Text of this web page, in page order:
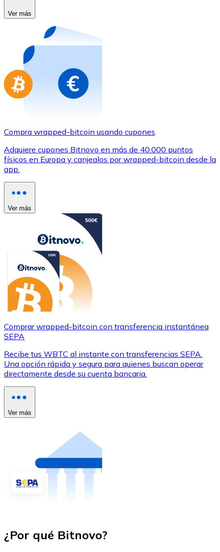
Ir a la tienda de tarjetas regalo
Ver más
Compra wrapped-bitcoin usando cupones
Adquiere cupones Bitnovo en más de 40.000 puntos
físicos en Europa y canjealos por wrapped-bitcoin desde la
app.
Ver más
Comprar wrapped-bitcoin con transferencia instantánea
SEPA
Recibe tus WBTC al instante con transferencias SEPA.
Una opción rápida y segura para quienes buscan operar
directamente desde su cuenta bancaria.
Ver más
¿Por qué Bitnovo?